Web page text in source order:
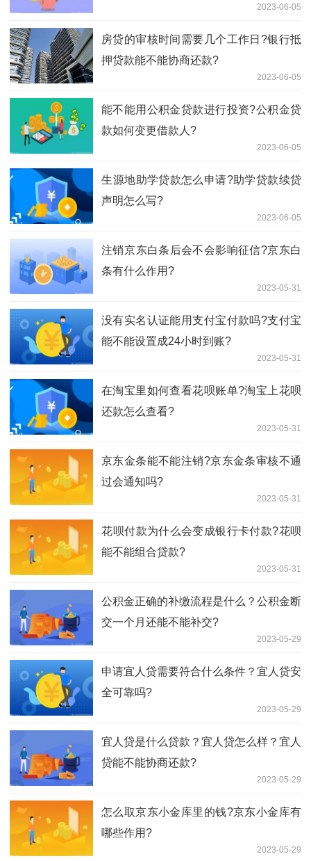
2023-06-05
房贷的审核时间需要几个工作日?银行抵
押贷款能不能协商还款?
2023-06-05
能不能用公积金贷款进行投资?公积金贷
款如何变更借款人?
2023-06-05
​生源地助学贷款怎么申请?助学贷款续贷
声明怎么写?
2023-06-05
注销​京东白条后会不会影响征信?京东白
条有什么作用?
2023-05-31
没有实名认证能用​支付宝付款吗?支付宝
能不能设置成24小时到账?
2023-05-31
在淘宝里如何查看花呗账单?淘宝上花呗
还款怎么查看?
2023-05-31
京东金条能不能注销?京东金条审核不通
过会通知吗?
2023-05-31
​花呗付款为什么会变成银行卡付款?花呗
能不能组合贷款?
2023-05-31
公积金正确的补缴流程是什么？公积金断
交一个月还能不能补交?
2023-05-29
申请宜人贷需要符合什么条件？宜人贷安
全可靠吗?
2023-05-29
宜人贷是什么贷款？宜人贷怎么样？宜人
贷能不能协商还款?
2023-05-29
怎么取京东小金库里的钱?京东小金库有
哪些作用?
2023-05-29